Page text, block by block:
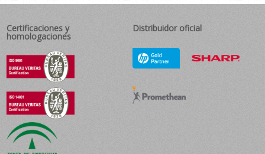
Certificaciones y
homologaciones
Distribuidor oficial